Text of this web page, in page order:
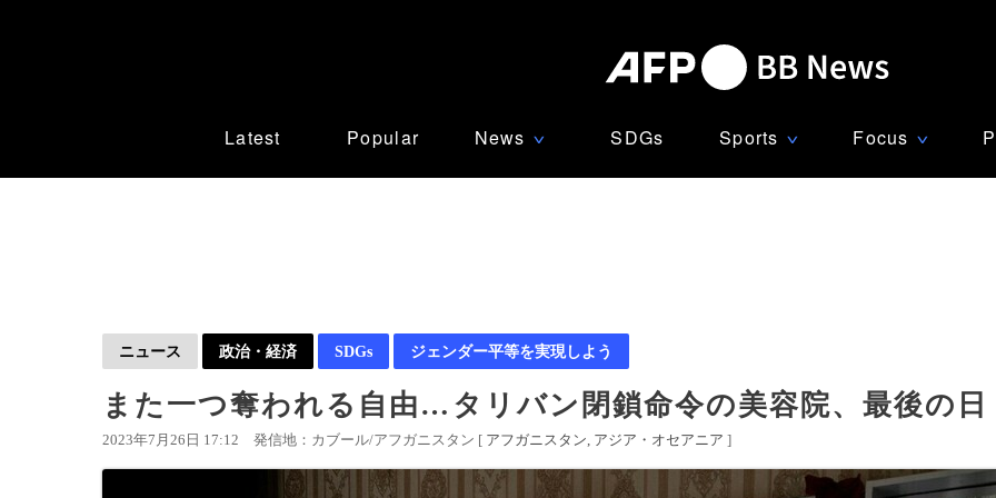
Latest Popular News ∨ SDGs Sports ∨ Focus ∨
ニュース 政治・経済 SDGs ジェンダー平等を実現しよう
また一つ奪われる自由…タリバン閉鎖命令の美容院、最後の日
2023年7月26日 17:12 発信地：カブール/アフガニスタン [ アフガニスタン アジア・オセアニア ]